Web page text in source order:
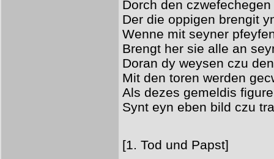
Dorch den czwefechegen
Der die oppigen brengit
Wenne mit seyner
Brengt her sie alle an
Doran dy weysen czu
Mit den toren werden
Als dezes gemeldis
Synt eyn eben bild czu
[1. Tod und Papst]